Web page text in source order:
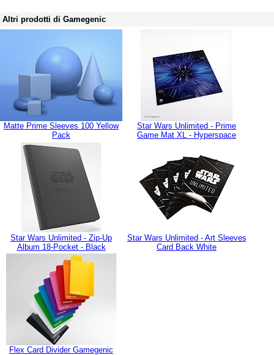
Altri prodotti di Gamegenic
Matte Prime Sleeves 100 Yellow
Pack
Star Wars Unlimited - Prime
Game Mat XL - Hyperspace
Star Wars Unlimited - Zip-Up
Album 18-Pocket - Black
Star Wars Unlimited - Art Sleeves
Card Back White
Flex Card Divider Gamegenic